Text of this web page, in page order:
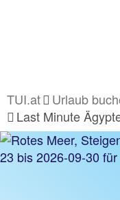
TUI.at Urlaub
Last Minute